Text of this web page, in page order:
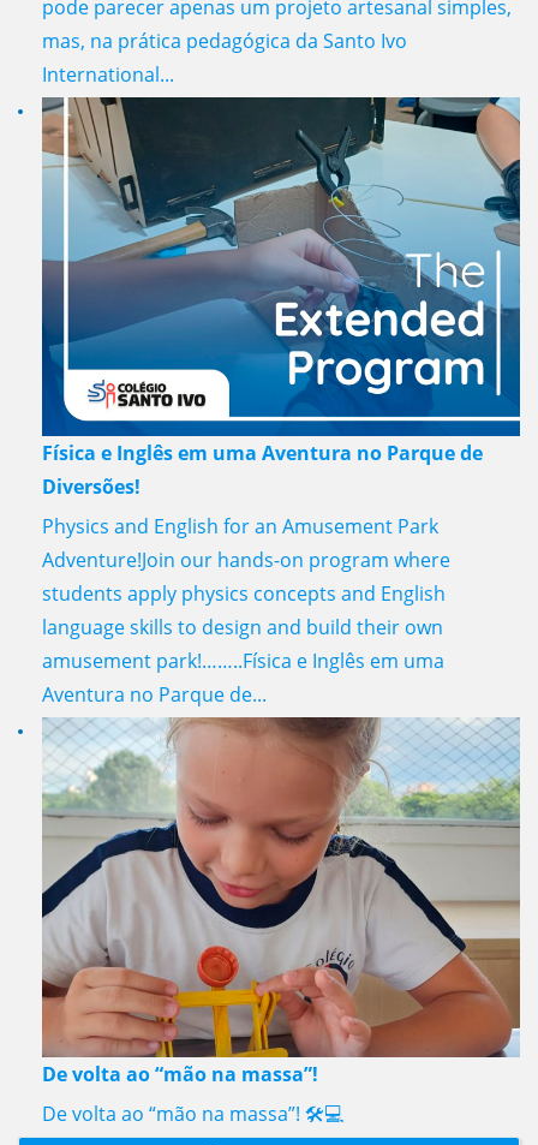
pode parecer apenas um projeto artesanal simples,
mas, na prática pedagógica da Santo Ivo
International...
Física e Inglês em uma Aventura no Parque de
Diversões!
Physics and English for an Amusement Park
Adventure!Join our hands-on program where
students apply physics concepts and English
language skills to design and build their own
amusement park!……..Física e Inglês em uma
Aventura no Parque de...
De volta ao “mão na massa”!
De volta ao “mão na massa”! 🛠️💻